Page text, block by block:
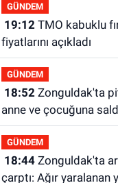
GÜNDEM
19:12TMO kabuklu fındık alım
fiyatlarını açıkladı
GÜNDEM
18:52Zonguldak'ta pitbul köpek
anne ve çocuğuna
altındalar
GÜNDEM
18:44Zonguldak'ta araç yayaya
çarptı: Ağır yaralanan